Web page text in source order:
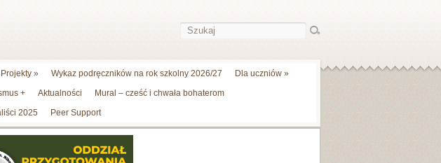
Projekty » Wykaz podręczników na rok szkolny 2026/27 Dla uczniów »
+ Aktualności
Mural – cześć i chwała bohaterom
2025 Peer Support